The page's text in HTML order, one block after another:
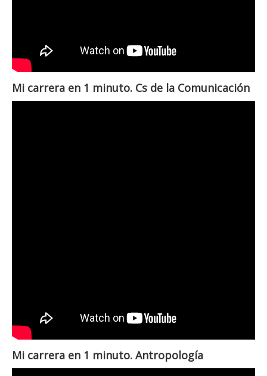
Mi carrera en 1 minuto. Cs de la Comunicación
Mi carrera en 1 minuto. Antropología